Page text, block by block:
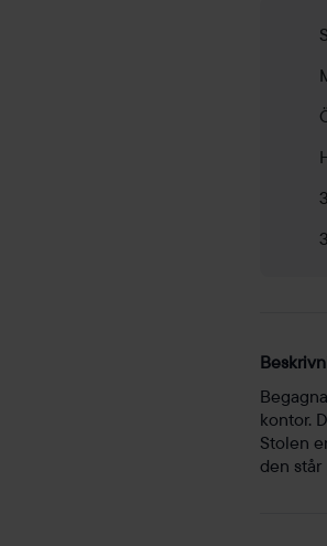
kontor.
Stolen
den